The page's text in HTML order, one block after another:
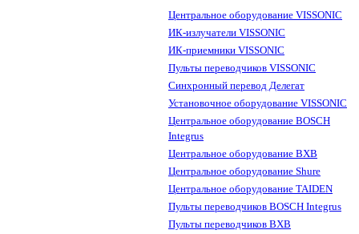
Центральное оборудование VISSONIC
ИК-излучатели VISSONIC
ИК-приемники VISSONIC
Пульты переводчиков VISSONIC
Синхронный перевод Делегат
Установочное оборудование VISSONIC
Центральное оборудование BOSCH
Integrus
Центральное оборудование BXB
Центральное оборудование Shure
Центральное оборудование TAIDEN
Пульты переводчиков BOSCH Integrus
Пульты переводчиков BXB